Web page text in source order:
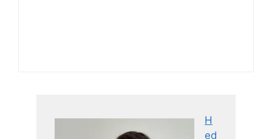
H
ed